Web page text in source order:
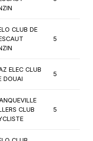
CLUB DE
5
ELEC CLUB
DOUAI
5
CLUB
5